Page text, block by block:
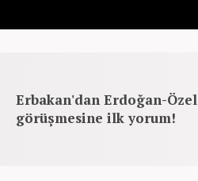
Erbakan'dan Erdoğan-Özel
görüşmesine ilk yorum!